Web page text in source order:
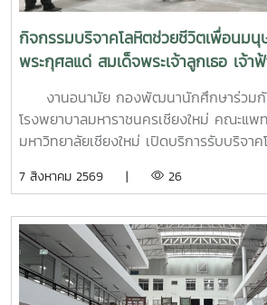
กิจกรรมบริจาคโลหิตช่วยชีวิตเพื่อนมนุ
พระกุศลแด่ สมเด็จพระเจ้าลูกเธอ เจ้า
นทิราเทพยวดี กรมหลวงราช สาริณีสิริ
ธิดา (สวนดอก 7 สค.69)
งานอนามัย กองพัฒนานักศึกษาร่วมกับ
โรงพยาบาลมหาราชนครเชียงใหม่ คณะแพ
มหาวิทยาลัยเชียงใหม่ เปิดบริการรับบริจา
รกิติยาภา นเรนทิราเทพยวดี กรมหลวงรา
น. ณ ลานอนันต์ ปัญญาวีร์ อาคารอำนวย
ร่วมบริจาคจะได้ชั่วโมงกิจกรรมด้านจิตอา
วันที่ 7 สิงหาคม 2569 มีผู้ประสงค์บริจาค
ผ่านเกณฑ์สามารถบริจาคโลหิตได้ จำนวน
7 สิงหาคม 2569 | 26